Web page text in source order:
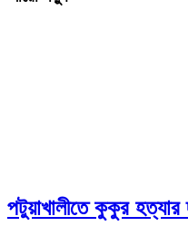
পটুয়াখালীতে কুকুর হত্যার